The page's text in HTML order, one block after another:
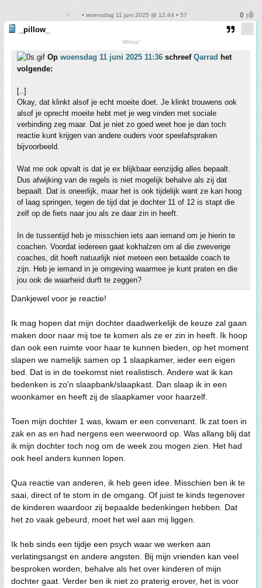
• woensdag 11 juni 2025 @ 12:44 • 57
_pillow_
Whoa!
Op woensdag 11 juni 2025 11:36 schreef Qarrad het
volgende:
[..]
Okay, dat klinkt alsof je echt moeite doet. Je klinkt trouwens ook
alsof je oprecht moeite hebt met je weg vinden met sociale
verbinding zeg maar. Dat je niet zo goed weet hoe je dan toch
reactie kunt krijgen van andere ouders voor speelafspraken
bijvoorbeeld.
Wat me ook opvalt is dat je ex blijkbaar eenzijdig alles bepaalt.
Dus afwijking van de regels is niet mogelijk behalve als zij dat
bepaalt. Dat is oneerlijk, maar het is ook tijdelijk want ze kan hoog
of laag springen, tegen de tijd dat je dochter 11 of 12 is stapt die
zelf op de fiets naar jou als ze daar zin in heeft.
In de tussentijd heb je misschien iets aan iemand om je hierin te
coachen. Voordat iedereen gaat kokhalzen om al die zweverige
coaches, dit hoeft natuurlijk niet meteen een betaalde coach te
zijn. Heb je iemand in je omgeving waarmee je kunt praten en die
jou ook de waarheid durft te zeggen?
Dankjewel voor je reactie!
Ik mag hopen dat mijn dochter daadwerkelijk de keuze zal gaan
maken door naar mij toe te komen als ze er zin in heeft. Ik hoop
dan ook een ruimte voor haar te kunnen bieden, op het moment
slapen we namelijk samen op 1 slaapkamer, ieder een eigen
bed. Dat is in de toekomst niet realistisch. Andere wat ik kan
bedenken is zo'n slaapbank/slaapkast. Dan slaap ik in een
woonkamer en heeft zij de slaapkamer voor haarzelf.
Toen mijn dochter 1 was, kwam er een convenant. Ik zat toen in
zak en as en had nergens een weerwoord op. Was allang blij dat
ik mijn dochter toch nog om de week zou mogen zien. Het had
ook heel anders kunnen lopen.
Qua reactie van anderen, ik heb geen idee. Misschien ben ik te
saai, direct of te stom in de omgang. Of juist te kinds tegenover
de kinderen waardoor zij bepaalde bedenkingen hebben. Dat
het zo vaak gebeurd, moet het wel aan mij liggen.
Ik heb sinds een tijdje een psych waar we werken aan
verlatingsangst en andere angsten. Bij mijn vrienden kan veel
besproken worden, behalve als het over kinderen of mijn
dochter gaat. Verder ben ik niet zo praterig erover, het is voor